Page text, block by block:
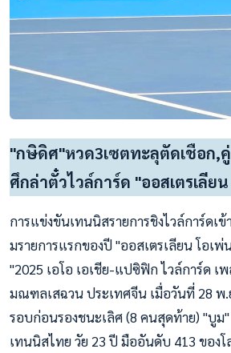
"กษิดิศ"หวด3เซตทะลุตัดเชือก,
ศึกล่าตั๋วไวล์การ์ด "ออสเตรเลีย
การแข่งขันเทนนิสรายการชิงไวล์การ์ดเ
มรายการแรกของปี "ออสเตรเลียน โอเพ่
"2025 เอโอ เอเชีย-แปซิฟิก ไวล์การ์ด เ
มณฑลเสฉวน ประเทศจีน เมื่อวันที่ 28 พ.
รอบก่อนรองชนะเลิศ (8 คนสุดท้าย) "บูม
เทนนิสไทย วัย 23 ปี มืออันดับ 413 ของโ